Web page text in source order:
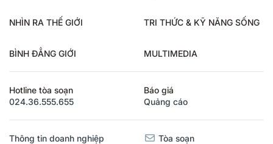
NHÌN RA THẾ GIỚI TRI THỨC & KỸ NĂNG SỐNG
BÌNH ĐẲNG GIỚI MULTIMEDIA
Hotline tòa soạn
024.36.555.655
Báo giá
Quảng cáo
Thông tin doanh nghiệp Tòa soạn